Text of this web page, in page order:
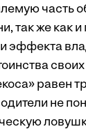
часть
так же как и
эффекта
равен
не